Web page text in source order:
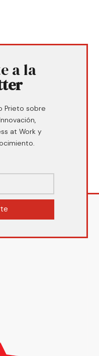
a la
Prieto sobre
at Work y